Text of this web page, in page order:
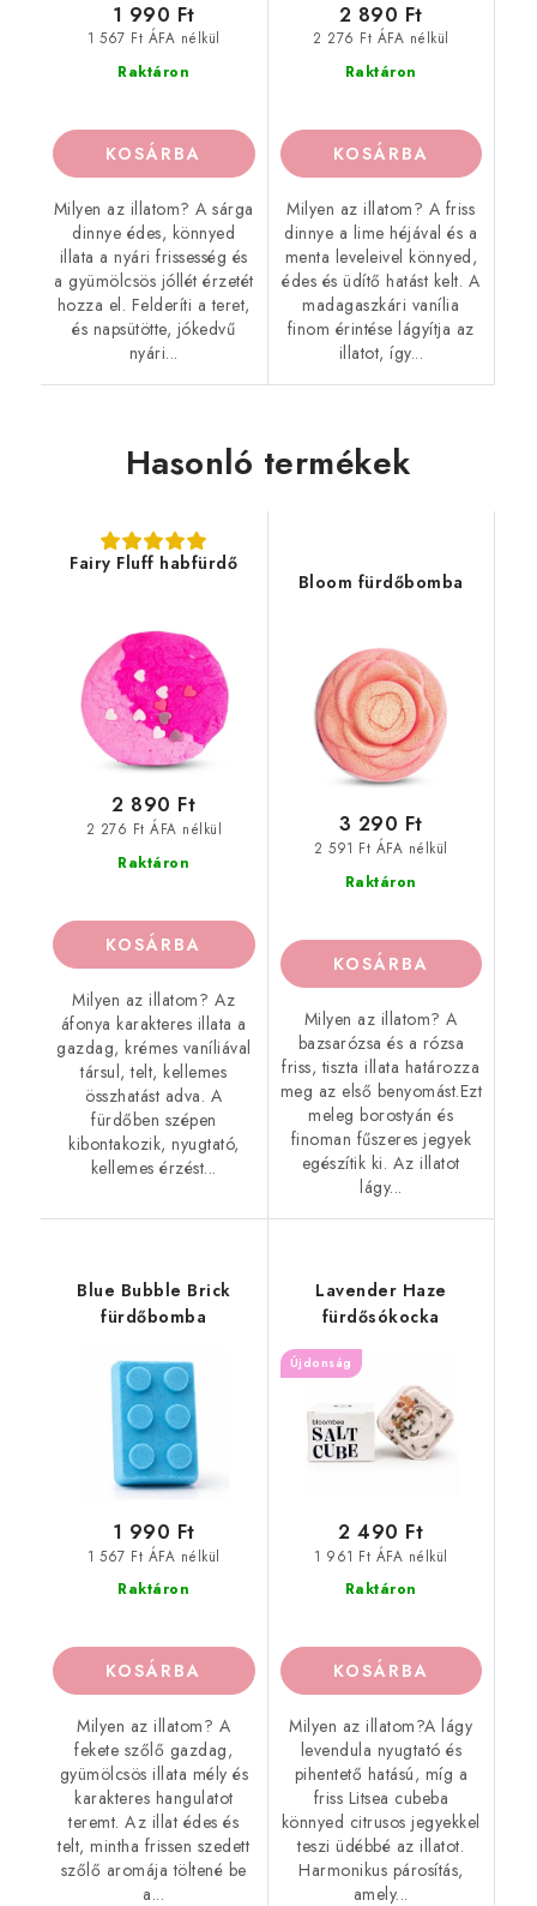
Raktáron
1 567 Ft ÁFA nélkül
1 990 Ft
KOSÁRBA
Milyen az illatom? A sárga
dinnye édes, könnyed
illata a nyári frissesség és
a gyümölcsös jóllét érzetét
hozza el. Felderíti a teret,
és napsütötte, jókedvű
nyári...
Raktáron
2 276 Ft ÁFA nélkül
2 890 Ft
KOSÁRBA
Milyen az illatom? A friss
dinnye a lime héjával és a
menta leveleivel könnyed,
édes és üdítő hatást kelt. A
madagaszkári vanília
finom érintése lágyítja az
illatot, így...
Hasonló termékek
Fairy Fluff habfürdő
Raktáron
2 276 Ft ÁFA nélkül
2 890 Ft
KOSÁRBA
Milyen az illatom? Az
áfonya karakteres illata a
gazdag, krémes vaníliával
társul, telt, kellemes
összhatást adva. A
fürdőben szépen
kibontakozik, nyugtató,
kellemes érzést...
Bloom fürdőbomba
Raktáron
2 591 Ft ÁFA nélkül
3 290 Ft
KOSÁRBA
Milyen az illatom? A
bazsarózsa és a rózsa
friss, tiszta illata határozza
meg az első benyomást.Ezt
meleg borostyán és
finoman fűszeres jegyek
egészítik ki. Az illatot
lágy...
Blue Bubble Brick
fürdőbomba
Raktáron
1 567 Ft ÁFA nélkül
1 990 Ft
KOSÁRBA
Milyen az illatom? A
fekete szőlő gazdag,
gyümölcsös illata mély és
karakteres hangulatot
teremt. Az illat édes és
telt, mintha frissen szedett
szőlő aromája töltené be
a...
Lavender Haze
fürdősókocka
Újdonság
Raktáron
1 961 Ft ÁFA nélkül
2 490 Ft
KOSÁRBA
Milyen az illatom?A lágy
levendula nyugtató és
pihentető hatású, míg a
friss Litsea cubeba
könnyed citrusos jegyekkel
teszi üdébbé az illatot.
Harmonikus párosítás,
amely...